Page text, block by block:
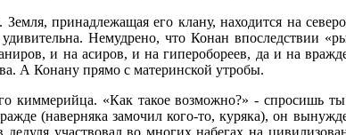
принадлежащая его клану, находится на
Немудрено, что Конан впоследствии
и на асиров, и на гиперобореев, да и на
А Конану прямо с материнской утробы.
киммерийца. «Как такое возможно?» - спросишь
(наверняка замочил кого-то, куряка), он
участвовал во многих набегах на